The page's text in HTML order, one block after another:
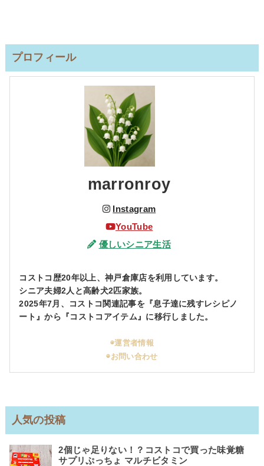
プロフィール
marronroy
Instagram
YouTube
優しいシニア生活
コストコ歴20年以上、神戸倉庫店を利用しています。
シニア夫婦2人と高齢犬2匹家族。
2025年7月、コストコ関連記事を『息子達に残すレシピノ
ート』から『コストコアイテム』に移行しました。
◉運営者情報
◉お問い合わせ
人気の投稿
2個じゃ足りない！？コストコで買った味覚糖
サプリぷっちょ マルチビタミン